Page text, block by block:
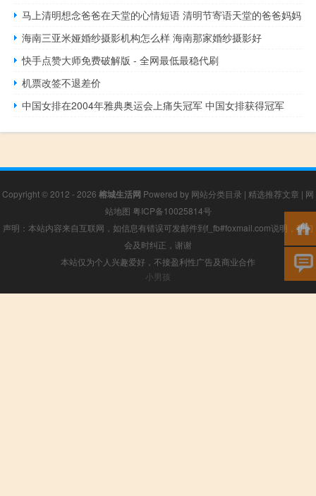
马上清明想念爸爸在天堂的心情短语 清明节寄语天堂的爸爸妈妈
海南三亚米娅婚纱摄影机构怎么样 海南那家婚纱摄影好
快手点赞大师免费破解版 - 全网最低最稳代刷
机票改签不退差价
中国女排在2004年雅典奥运会上痛失冠军 中国女排获得冠军
Copyright © 2012 - 2026 榕城生活网 Powered by 网站分类目录 | 精选推荐文章 | 网
站地图 粤ICP备10025814号
声明：本站内容来自互联网，如信息有错误可发邮件到f_fb#foxmail.com说明，我们
会及时纠正，谢谢
本站仅为个人兴趣爱好，不接盈利性广告及商业合作
小男孩